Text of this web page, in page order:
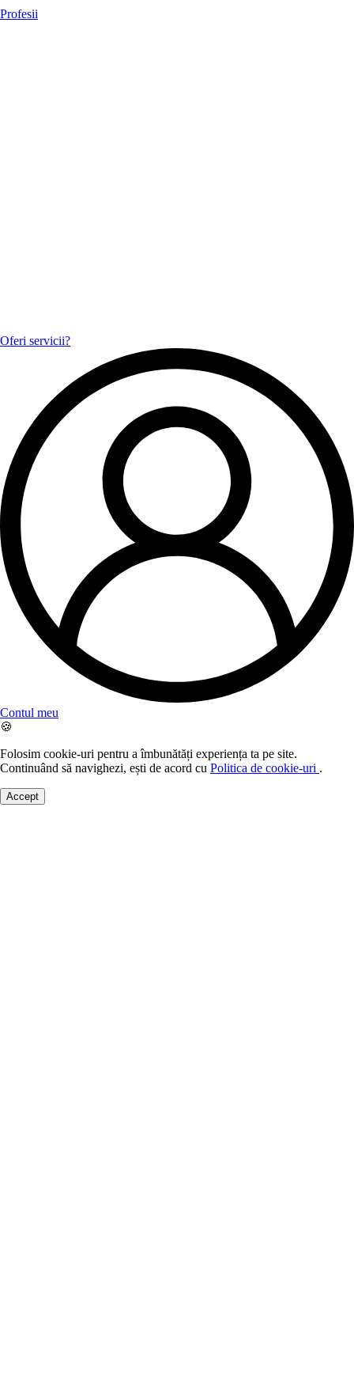
Profesii
Oferi servicii?
Contul meu
🍪
Folosim cookie-uri pentru a îmbunătăți experiența ta pe site.
Continuând să navighezi, ești de acord cu Politica de cookie-uri .
Accept